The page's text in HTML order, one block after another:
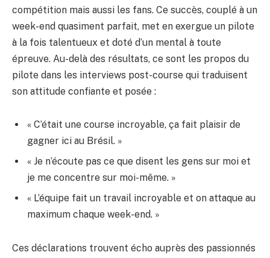
compétition mais aussi les fans. Ce succès, couplé à un
week-end quasiment parfait, met en exergue un pilote
à la fois talentueux et doté d’un mental à toute
épreuve. Au-delà des résultats, ce sont les propos du
pilote dans les interviews post-course qui traduisent
son attitude confiante et posée :
« C’était une course incroyable, ça fait plaisir de
gagner ici au Brésil. »
« Je n’écoute pas ce que disent les gens sur moi et
je me concentre sur moi-même. »
« L’équipe fait un travail incroyable et on attaque au
maximum chaque week-end. »
Ces déclarations trouvent écho auprès des passionnés